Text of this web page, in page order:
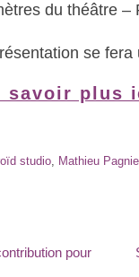
du théâtre –
se
savoir plus
studio, Mathieu
pour